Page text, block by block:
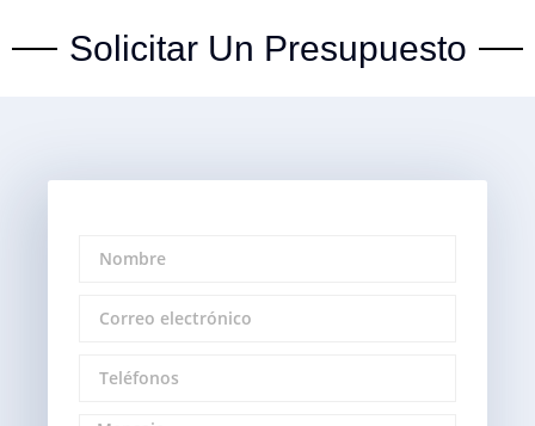
Solicitar Un Presupuesto